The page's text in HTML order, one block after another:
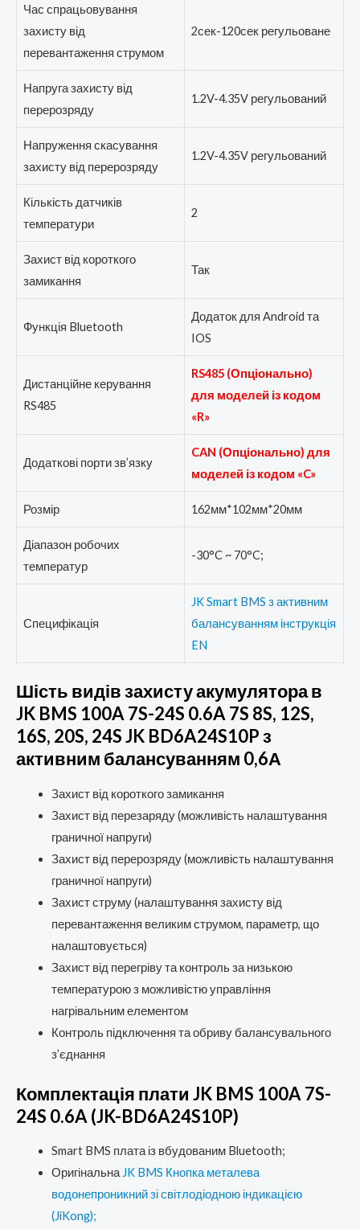
Час спрацьовування
захисту від
перевантаження струмом
2сек-120сек регульоване
Напруга захисту від
перерозряду
1.2V-4.35V регульований
Напруження скасування
захисту від перерозряду
1.2V-4.35V регульований
Кількість датчиків
температури
2
Захист від короткого
замикання
Так
Функція Bluetooth
Додаток для Android та
IOS
Дистанційне керування
RS485
RS485 (Опціонально)
для моделей із кодом
«R»
Додаткові порти зв’язку
CAN (Опціонально) для
моделей із кодом «C»
Розмір 162мм*102мм*20мм
Діапазон робочих
температур
-30°C ~ 70°C;
Специфікація
JK Smart BMS з активним
балансуванням інструкція
EN
Шість видів захисту акумулятора в
JK BMS 100A 7S-24S 0.6A 7S 8S, 12S,
16S, 20S, 24S JK BD6A24S10P з
активним балансуванням 0,6А
Захист від короткого замикання
Захист від перезаряду (можливість налаштування
граничної напруги)
Захист від перерозряду (можливість налаштування
граничної напруги)
Захист струму (налаштування захисту від
перевантаження великим струмом, параметр, що
налаштовується)
Захист від перегріву та контроль за низькою
температурою з можливістю управління
нагрівальним елементом
Контроль підключення та обриву балансувального
з’єднання
Комплектація плати JK BMS 100A 7S-
24S 0.6A (JK-BD6A24S10P)
Smart BMS плата із вбудованим Bluetooth;
Оригінальна JK BMS Кнопка металева
водонепроникний зі світлодіодною індикацією
(JiKong);